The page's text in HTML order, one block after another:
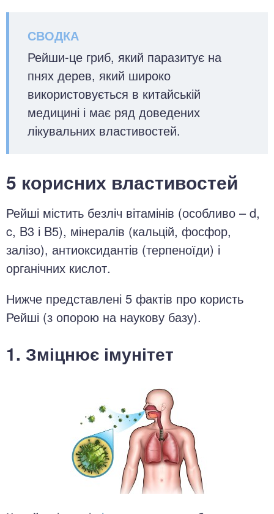
Рейши-це гриб, який паразитує на
пнях дерев, який широко
використовується в китайській
медицині і має ряд доведених
лікувальних властивостей.
5 корисних властивостей
Рейші містить безліч вітамінів (особливо – d,
c, B3 і B5), мінералів (кальцій, фосфор,
залізо), антиоксидантів (терпеноїди) і
органічних кислот.
Нижче представлені 5 фактів про користь
Рейші (з опорою на наукову базу).
1. Зміцнює імунітет